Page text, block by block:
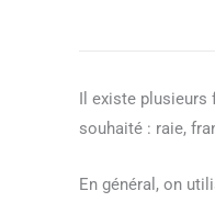
Il existe plusieurs
souhaité : raie,
En général, on